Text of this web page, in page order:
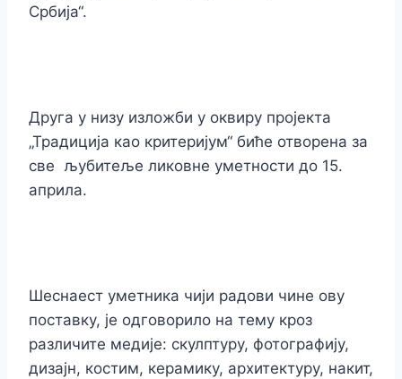
Србија“.
Друга у низу изложби у оквиру пројекта
„Традиција као критеријум“ биће отворена за
све љубитеље ликовне уметности до 15.
априла.
Шеснаест уметника чији радови чине ову
поставку, је одговорило на тему кроз
различите медије: скулптуру, фотографију,
дизајн, костим, керамику, архитектуру, накит,